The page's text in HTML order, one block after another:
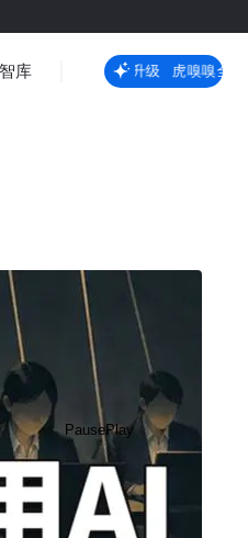
库 虎嗅嗅全新升级 虎嗅嗅全新升级
PausePlay